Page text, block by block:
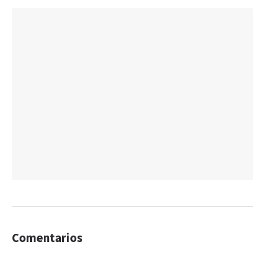
Comentarios